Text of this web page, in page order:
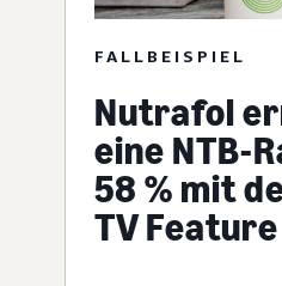
FALLBEISPIEL
Nutrafol
eine NTB-
58 % mit
TV